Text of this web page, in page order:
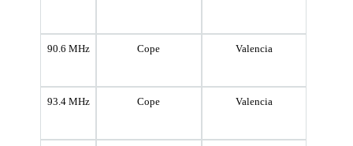
90.6 MHz Cope Valencia
93.4 MHz Cope Valencia